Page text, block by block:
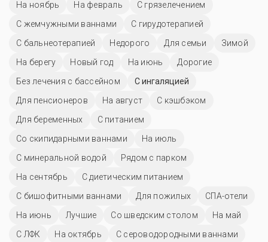
На ноябрь На февраль
С грязелечением
С жемчужными ваннами
С гирудотерапией
С бальнеотерапией
Недорого Для семьи
Зимой
На берегу
Новый год На июнь
Дорогие
Без лечения с бассейном
С ингаляцией
Для пенсионеров
На август
С кэшбэком
Для беременных
С питанием
Со скипидарными ваннами
На июль
С минеральной водой
Рядом с парком
На сентябрь
С диетическим питанием
С бишофитными ваннами
Для пожилых
СПА-отели
На июнь
Лучшие Со шведским столом
На май
С ЛФК
На октябрь
С сероводородными ваннами